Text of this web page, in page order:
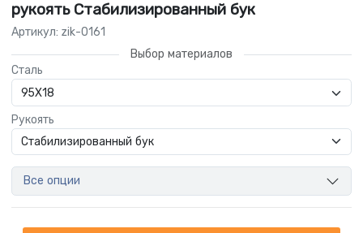
рукоять Стабилизированный бук
Артикул: zik-0161
Выбор материалов
Сталь
Рукоять
Все опции